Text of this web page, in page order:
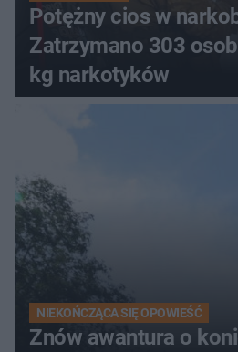
Potężny cios w
Zatrzymano 303 osoby i przejęto 72
kg narkotyków
NIEKOŃCZĄCA SIĘ OPOWIEŚĆ
Znów awantura o